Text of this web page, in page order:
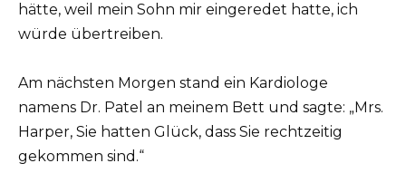
hätte, weil mein Sohn mir eingeredet hatte, ich
würde übertreiben.
Am nächsten Morgen stand ein Kardiologe
namens Dr. Patel an meinem Bett und sagte: „Mrs.
Harper, Sie hatten Glück, dass Sie rechtzeitig
gekommen sind.“